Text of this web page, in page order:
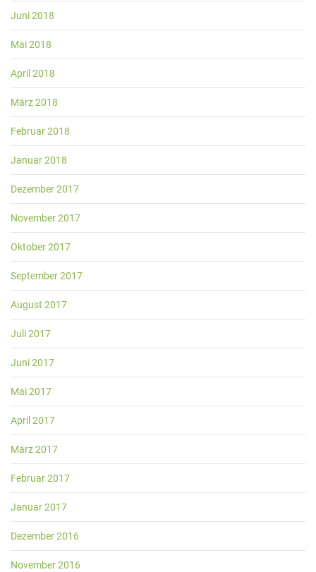
Juni 2018
Mai 2018
April 2018
März 2018
Februar 2018
Januar 2018
Dezember 2017
November 2017
Oktober 2017
September 2017
August 2017
Juli 2017
Juni 2017
Mai 2017
April 2017
März 2017
Februar 2017
Januar 2017
Dezember 2016
November 2016